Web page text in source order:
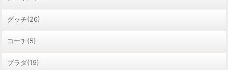
グッチ(26)
コーチ(5)
プラダ(19)